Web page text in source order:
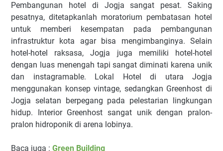
Pembangunan hotel di Jogja sangat pesat. Saking
pesatnya, ditetapkanlah moratorium pembatasan hotel
untuk memberi kesempatan pada pembangunan
infrastruktur kota agar bisa mengimbanginya. Selain
hotel-hotel raksasa, Jogja juga memiliki hotel-hotel
dengan luas menengah tapi sangat diminati karena unik
dan instagramable. Lokal Hotel di utara Jogja
menggunakan konsep vintage, sedangkan Greenhost di
Jogja selatan berpegang pada pelestarian lingkungan
hidup. Interior Greenhost sangat unik dengan pralon-
pralon hidroponik di arena lobinya.
Baca juga : Green Building